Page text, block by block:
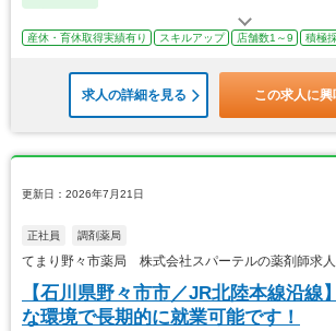
産休・育休取得実績有り スキルアップ 店舗数1～9 積極
求人の詳細を見る この求人に興
更新日：2026年7月21日
正社員 調剤薬局
てまり野々市薬局 株式会社スパーテルの薬剤師求人
【石川県野々市市／JR北陸本線沿線
な環境で長期的に就業可能です！